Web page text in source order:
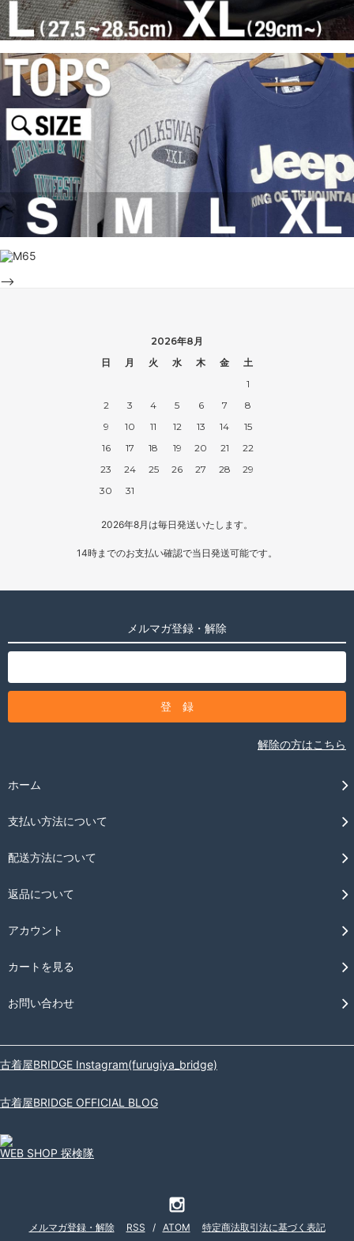
-->
2026年8月
日
月 火 水 木 金
土
1
2
3 4 5 6 7
8
9
10 11 12 13 14
15
16
17 18 19 20 21
22
23
24 25 26 27 28
29
30
31
2026年8月は毎日発送いたします。
14時までのお支払い確認で当日発送可能です。
メルマガ登録・解除
解除の方はこちら
ホーム
支払い方法について
配送方法について
返品について
アカウント
カートを見る
お問い合わせ
古着屋BRIDGE Instagram(furugiya_bridge)
古着屋BRIDGE OFFICIAL BLOG
WEB SHOP 探検隊
メルマガ登録・解除 RSS / ATOM 特定商法取引法に基づく表記